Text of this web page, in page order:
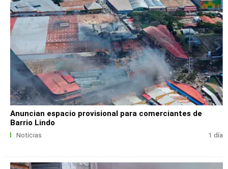
Anuncian espacio provisional para comerciantes de
Barrio Lindo
Noticias 1 día